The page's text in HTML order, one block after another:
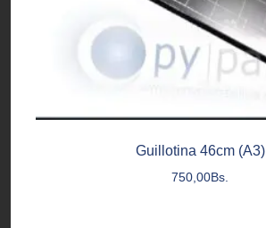
Guillotina 46cm (A3)
750,00Bs.